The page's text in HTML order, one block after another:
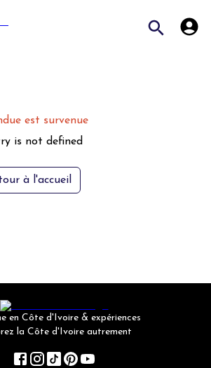
est survenue
is not defined
à l'accueil
en Côte d'Ivoire & expériences
la Côte d'Ivoire autrement